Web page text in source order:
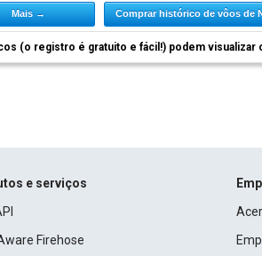
Mais → Comprar histórico de vôos de
(o registro é gratuito e fácil!) podem visualizar
e serviços
Firehose